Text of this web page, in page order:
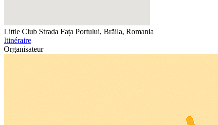
Little Club Strada Fața Portului, Brăila, Romania
Itinéraire
Organisateur